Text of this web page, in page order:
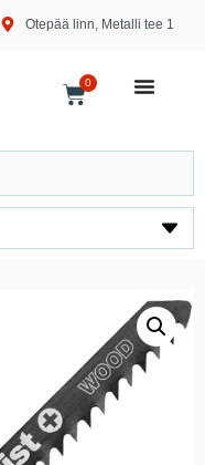
Otepää linn, Metalli tee 1
0